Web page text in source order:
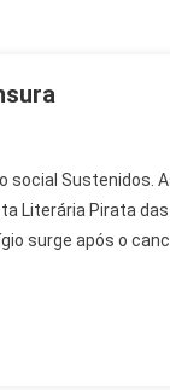
social Sustenidos.
Literária Pirata
surge após o